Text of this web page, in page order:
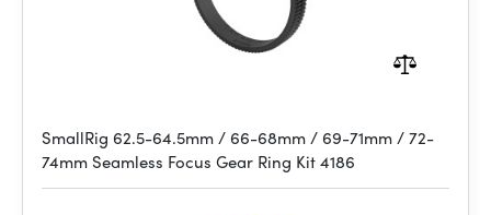
SmallRig 62.5-64.5mm / 66-68mm / 69-71mm / 72-
74mm Seamless Focus Gear Ring Kit 4186